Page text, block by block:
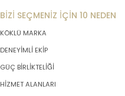
BİZİ SEÇMENİZ İÇİN 10 NEDEN
KÖKLÜ MARKA
DENEYİMLİ EKİP
GÜÇ BİRLİKTELİĞİ
HİZMET ALANLARI